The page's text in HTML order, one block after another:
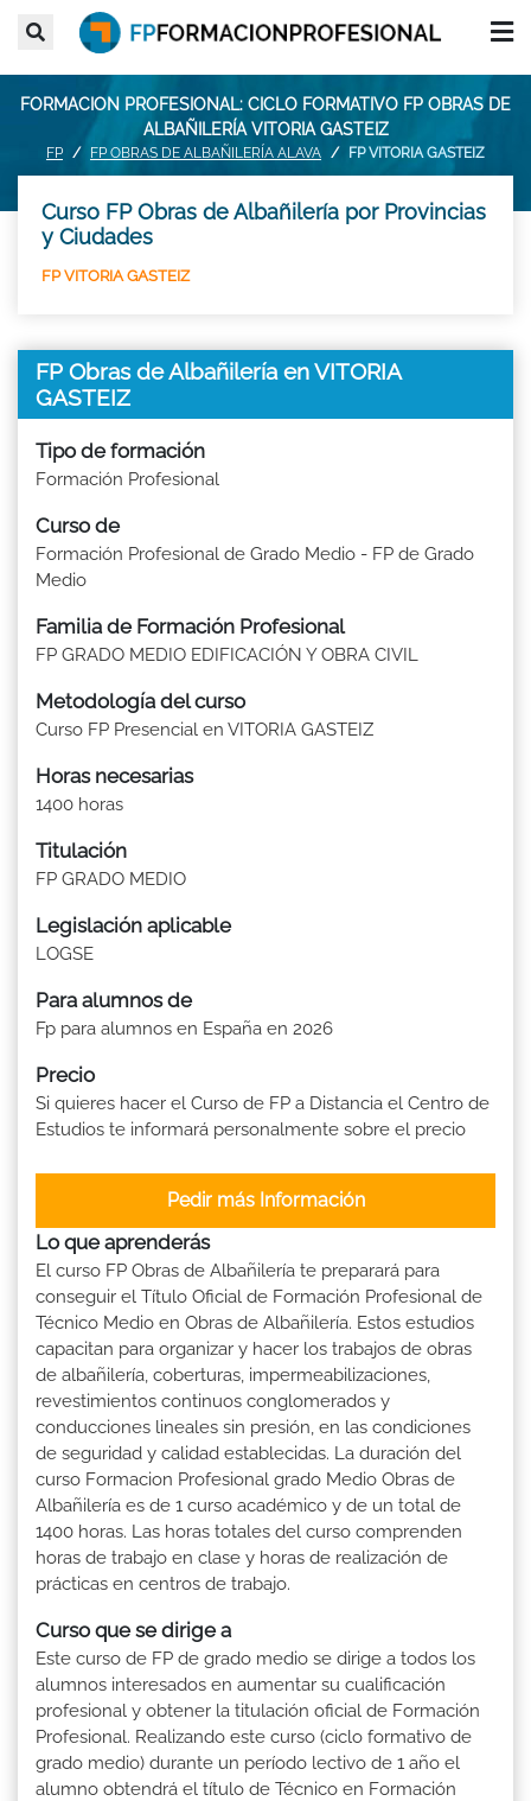
FORMACION PROFESIONAL: CICLO FORMATIVO FP OBRAS DE
ALBAÑILERÍA VITORIA GASTEIZ
FP FP OBRAS DE ALBAÑILERÍA ALAVA FP VITORIA GASTEIZ
Curso FP Obras de Albañilería por Provincias
y Ciudades
FP VITORIA GASTEIZ
FP Obras de Albañilería en VITORIA
GASTEIZ
Tipo de formación
Formación Profesional
Curso de
Formación Profesional de Grado Medio - FP de Grado
Medio
Familia de Formación Profesional
FP GRADO MEDIO EDIFICACIÓN Y OBRA CIVIL
Metodología del curso
Curso FP Presencial en VITORIA GASTEIZ
Horas necesarias
1400 horas
Titulación
FP GRADO MEDIO
Legislación aplicable
LOGSE
Para alumnos de
Fp para alumnos en España en 2026
Precio
Si quieres hacer el Curso de FP a Distancia el Centro de
Estudios te informará personalmente sobre el precio
Pedir más Información
Lo que aprenderás
El curso FP Obras de Albañilería te preparará para
conseguir el Título Oficial de Formación Profesional de
Técnico Medio en Obras de Albañilería. Estos estudios
capacitan para organizar y hacer los trabajos de obras
de albañilería, coberturas, impermeabilizaciones,
revestimientos continuos conglomerados y
conducciones lineales sin presión, en las condiciones
de seguridad y calidad establecidas. La duración del
curso Formacion Profesional grado Medio Obras de
Albañilería es de 1 curso académico y de un total de
1400 horas. Las horas totales del curso comprenden
horas de trabajo en clase y horas de realización de
prácticas en centros de trabajo.
Curso que se dirige a
Este curso de FP de grado medio se dirige a todos los
alumnos interesados en aumentar su cualificación
profesional y obtener la titulación oficial de Formación
Profesional. Realizando este curso (ciclo formativo de
grado medio) durante un período lectivo de 1 año el
alumno obtendrá el título de Técnico en Formación